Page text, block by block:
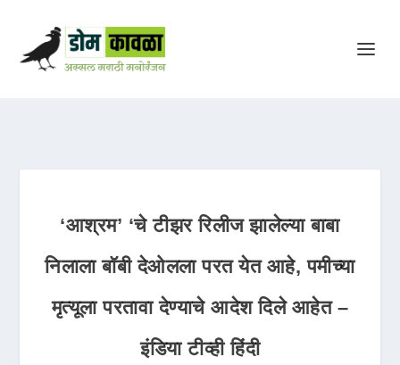
‘आश्रम’ ‘चे टीझर रिलीज झालेल्या बाबा
निलाला बॉबी देओलला परत येत आहे, पमीच्या
मृत्यूला परतावा देण्याचे आदेश दिले आहेत –
इंडिया टीव्ही हिंदी